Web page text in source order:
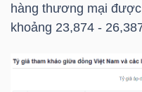
hàng thương mại
khoảng 23,874 -
CÔNG
CỤ